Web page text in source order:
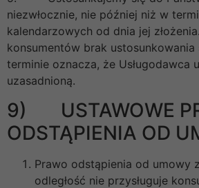
niezwłocznie, nie później niż w
kalendarzowych od dnia jej
konsumentów brak
terminie oznacza, że Usługodawca
uzasadnioną.
9) USTAWOWE
ODSTĄPIENIA OD
Prawo odstąpienia od umowy
odległość nie przysługuje